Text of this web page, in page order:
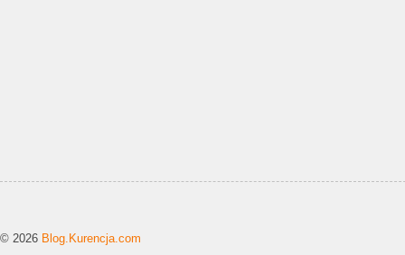
© 2026 Blog.Kurencja.com